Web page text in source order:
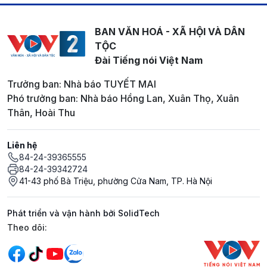
BAN VĂN HOÁ - XÃ HỘI VÀ DÂN
TỘC
Đài Tiếng nói Việt Nam
Trưởng ban: Nhà báo TUYẾT MAI
Phó trưởng ban: Nhà báo Hồng Lan, Xuân Thọ, Xuân
Thân, Hoài Thu
Liên hệ
84-24-39365555
84-24-39342724
41-43 phố Bà Triệu, phường Cửa Nam, TP. Hà Nội
Phát triển và vận hành bởi SolidTech
Mạng xã hội
Theo dõi: